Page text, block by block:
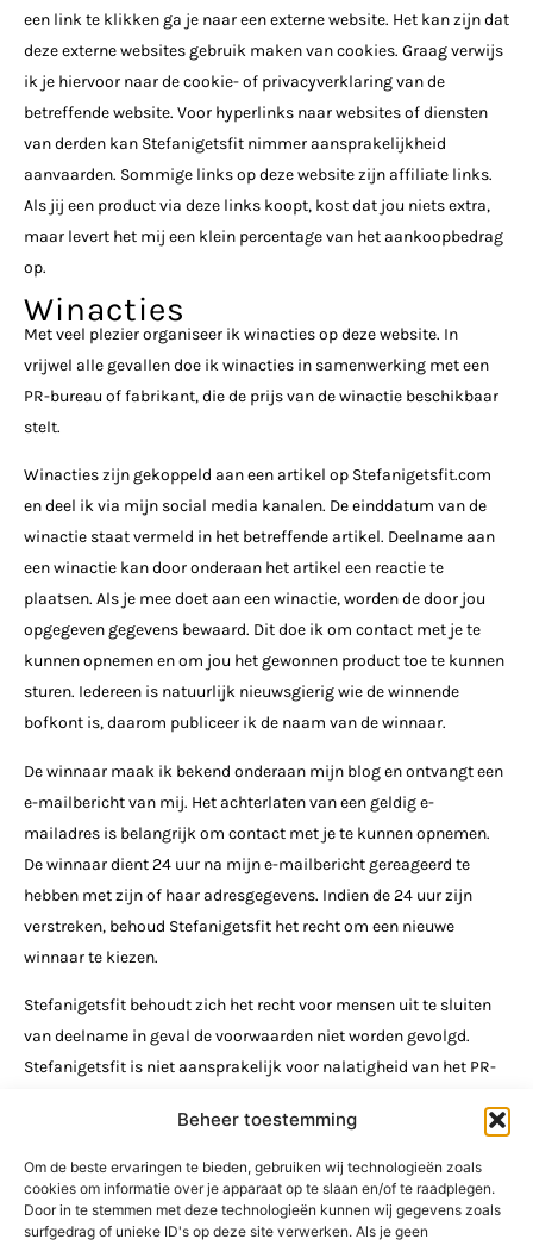
Beheer toestemming
Om de beste ervaringen te bieden, gebruiken wij technologieën zoals
cookies om informatie over je apparaat op te slaan en/of te raadplegen.
Door in te stemmen met deze technologieën kunnen wij gegevens zoals
surfgedrag of unieke ID's op deze site verwerken. Als je geen
een link te klikken ga je naar een externe website. Het kan zijn dat
deze externe websites gebruik maken van cookies. Graag verwijs
ik je hiervoor naar de cookie- of privacyverklaring van de
betreffende website. Voor hyperlinks naar websites of diensten
van derden kan Stefanigetsfit nimmer aansprakelijkheid
aanvaarden. Sommige links op deze website zijn affiliate links.
Als jij een product via deze links koopt, kost dat jou niets extra,
maar levert het mij een klein percentage van het aankoopbedrag
op.
Winacties
Met veel plezier organiseer ik winacties op deze website. In
vrijwel alle gevallen doe ik winacties in samenwerking met een
PR-bureau of fabrikant, die de prijs van de winactie beschikbaar
stelt.
Winacties zijn gekoppeld aan een artikel op Stefanigetsfit.com
en deel ik via mijn social media kanalen. De einddatum van de
winactie staat vermeld in het betreffende artikel. Deelname aan
een winactie kan door onderaan het artikel een reactie te
plaatsen. Als je mee doet aan een winactie, worden de door jou
opgegeven gegevens bewaard. Dit doe ik om contact met je te
kunnen opnemen en om jou het gewonnen product toe te kunnen
sturen. Iedereen is natuurlijk nieuwsgierig wie de winnende
bofkont is, daarom publiceer ik de naam van de winnaar.
De winnaar maak ik bekend onderaan mijn blog en ontvangt een
e-mailbericht van mij. Het achterlaten van een geldig e-
mailadres is belangrijk om contact met je te kunnen opnemen.
De winnaar dient 24 uur na mijn e-mailbericht gereageerd te
hebben met zijn of haar adresgegevens. Indien de 24 uur zijn
verstreken, behoud Stefanigetsfit het recht om een nieuwe
winnaar te kiezen.
Stefanigetsfit behoudt zich het recht voor mensen uit te sluiten
van deelname in geval de voorwaarden niet worden gevolgd.
Stefanigetsfit is niet aansprakelijk voor nalatigheid van het PR-
is Stefanigetsfit ook niet aansprakelijk voor vermissing,
beschadiging of vertraging bij het verzenden van de prijs. De
inhoud van de winactie, de prijs, de loting of prijsuitreiking is niet
inwisselbaar voor geld en staat niet open voor discussie.